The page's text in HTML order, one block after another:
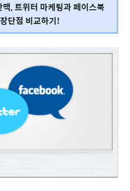
, 트위터 마케팅과 페이스북
단점 비교하기!